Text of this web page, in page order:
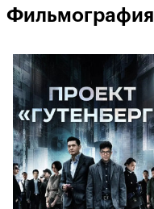
Фильмография